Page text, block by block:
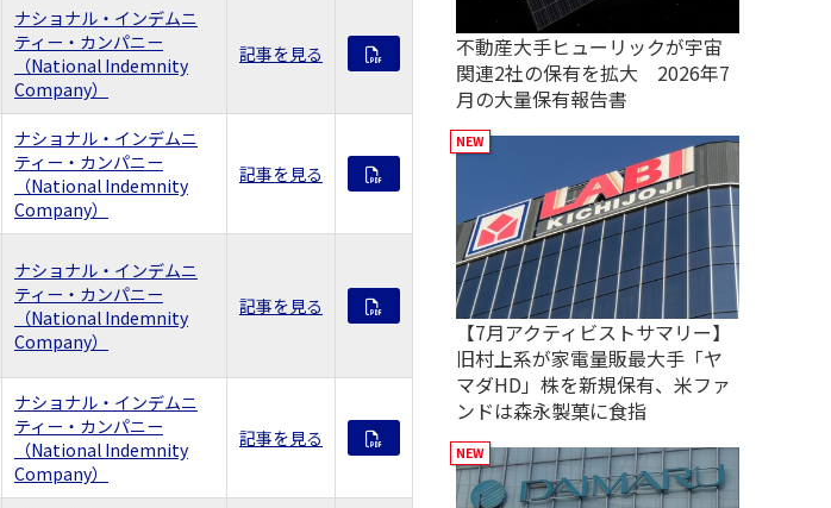
ナショナル・インデムニ
ティー・カンパニー
（National Indemnity
Company）
記事を見る
ナショナル・インデムニ
ティー・カンパニー
（National Indemnity
Company）
記事を見る
ナショナル・インデムニ
ティー・カンパニー
（National Indemnity
Company）
記事を見る
ナショナル・インデムニ
ティー・カンパニー
（National Indemnity
Company）
記事を見る
不動産大手ヒューリックが宇宙
関連2社の保有を拡大 2026年7
月の大量保有報告書
【7月アクティビストサマリー】
旧村上系が家電量販最大手「ヤ
マダHD」株を新規保有、米ファ
ンドは森永製菓に食指